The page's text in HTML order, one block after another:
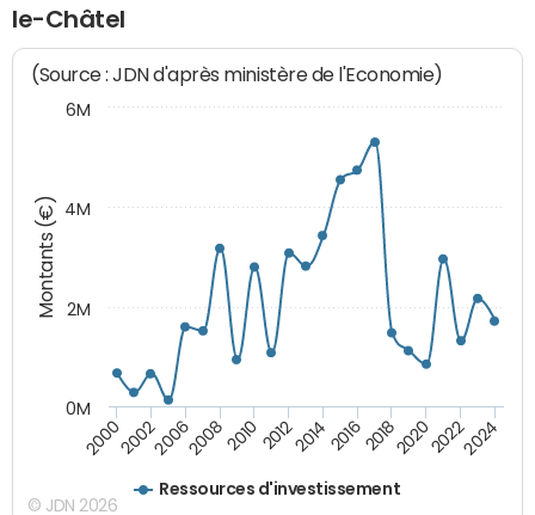
le-Châtel
Montants (€)
(Source : JDN d'après ministère de l'Economie)
Ressources d'investissement
20002002200620082010 2012201420162018202020222024
0M
2M
4M
6M
© JDN 2026